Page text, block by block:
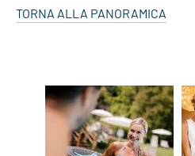
TORNA ALLA PANORAMICA